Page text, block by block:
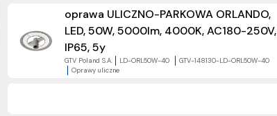
oprawa ULICZNO-PARKOWA ORLANDO,
LED, 50W, 5000lm, 4000K, AC180-250V,
IP65, 5y
GTV Poland S.A. LD-ORL50W-40
GTV-148130-LD-ORL50W-40
Oprawy uliczne